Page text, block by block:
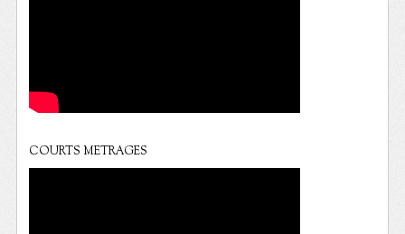
COURTS METRAGES